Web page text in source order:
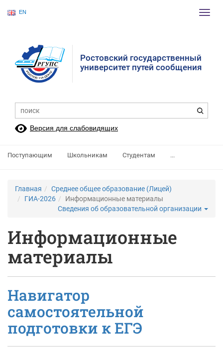
EN
Ростовский государственный
университет путей сообщения
Версия для слабовидящих
Поступающим Школьникам Студентам ...
Главная
Среднее общее образование (Лицей)
ГИА-2026
Информационные материалы
Сведения об образовательной организации
Информационные
материалы
Навигатор
самостоятельной
подготовки к ЕГЭ